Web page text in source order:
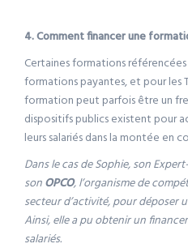
4. Comment financer une
Certaines formations
formations payantes, et pour les
formation peut parfois être un
dispositifs publics existent pour
leurs salariés dans la montée en
Dans le cas de Sophie, son
sonOPCO, l’organisme de
secteur d’activité, pour déposer
Ainsi, elle a pu obtenir un
salariés.